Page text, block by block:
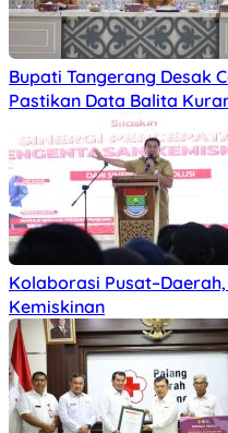
Bupati Tangerang Desak
Pastikan Data Balita
Kolaborasi
Kemiskinan